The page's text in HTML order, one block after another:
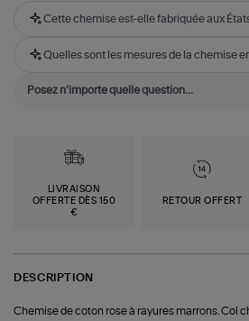
Cette chemise est-elle fabriquée aux
Quelles sont les mesures de la chemise
LIVRAISON
OFFERTE DÈS 150
€
RETOUR OFFERT
DESCRIPTION
Chemise de coton rose à rayures marrons. Col